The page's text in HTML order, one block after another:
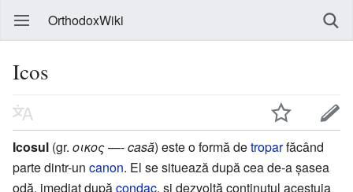
OrthodoxWiki
Icos
Icosul (gr. οικος—-casă) este o formă detroparfăcând
parte dintr-un canon. El se situează după cea de-a șasea
odă, imediat dupăcondac, și dezvoltă conținutul acestuia